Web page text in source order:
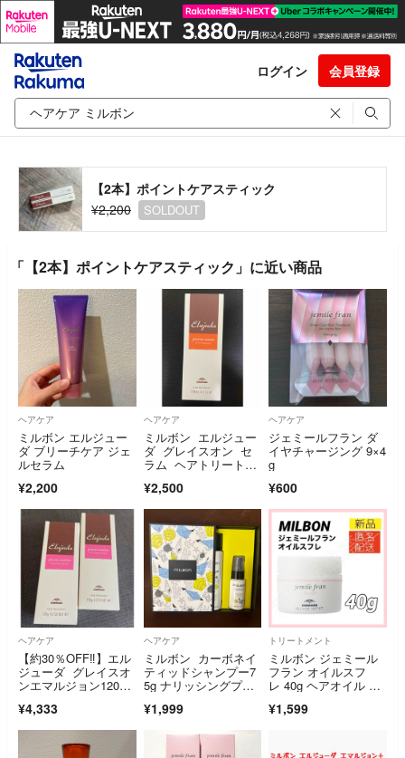
ログイン 会員登録
【2本】ポイントケアスティック
¥2,200
SOLDOUT
「【2本】ポイントケアスティック」に近い商品
ヘアケア
ミルボン エルジュー
ダ ブリーチケア ジェ
ルセラム
¥2,200
ヘアケア
ミルボン エルジュー
ダ グレイスオン セ
ラム ヘアトリートメ
¥2,500
ヘアケア
ジェミールフラン ダ
イヤチャージング 9×4
g
¥600
ヘアケア
【約30％OFF‼️】エル
ジューダ グレイスオ
ンエマルジョン120g/2
¥4,333
ヘアケア
ミルボン カーボネイ
ティッドシャンプー7
5g ナリッシングプラ
¥1,999
トリートメント
ミルボン ジェミール
フラン オイルスフ
レ 40g ヘアオイル ト
¥1,599